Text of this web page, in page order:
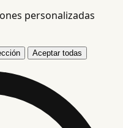
personalizadas
Aceptar todas